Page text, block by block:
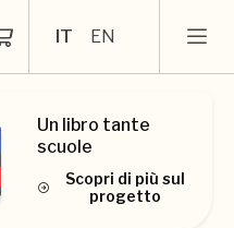
IT EN
Un libro tante
scuole
Scopri di più sul
progetto